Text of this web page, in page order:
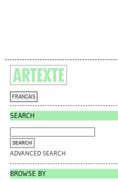
FRANÇAIS
SEARCH
ADVANCED SEARCH
BROWSE BY